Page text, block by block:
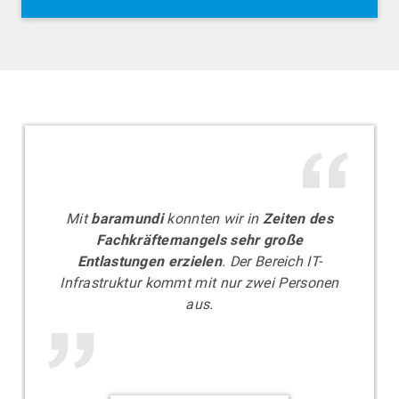
Mitbaramundikonnten wir in Zeiten des
Fachkräftemangels sehr große
Entlastungen erzielen. Der Bereich IT-
Infrastruktur kommt mit nur zwei Personen
aus.
mit Einblicken in unsere baramundi-Welt